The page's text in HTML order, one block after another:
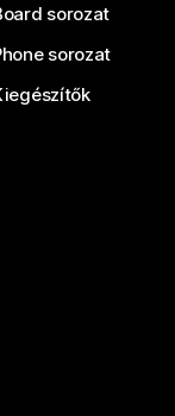
sorozat
sorozat